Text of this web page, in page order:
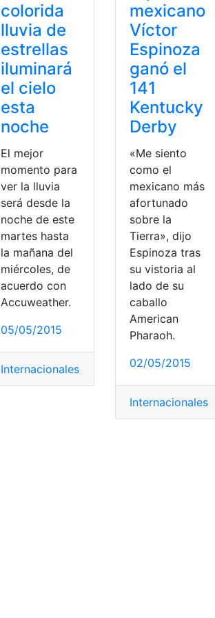
colorida
lluvia de
estrellas
iluminará
el cielo
esta
noche
El mejor
momento para
ver la lluvia
será desde la
noche de este
martes hasta
la mañana del
miércoles, de
acuerdo con
Accuweather.
05/05/2015
Internacionales
mexicano
Víctor
Espinoza
ganó el
141
Kentucky
Derby
«Me siento
como el
mexicano más
afortunado
sobre la
Tierra», dijo
Espinoza tras
su vistoria al
lado de su
caballo
American
Pharaoh.
02/05/2015
Internacionales